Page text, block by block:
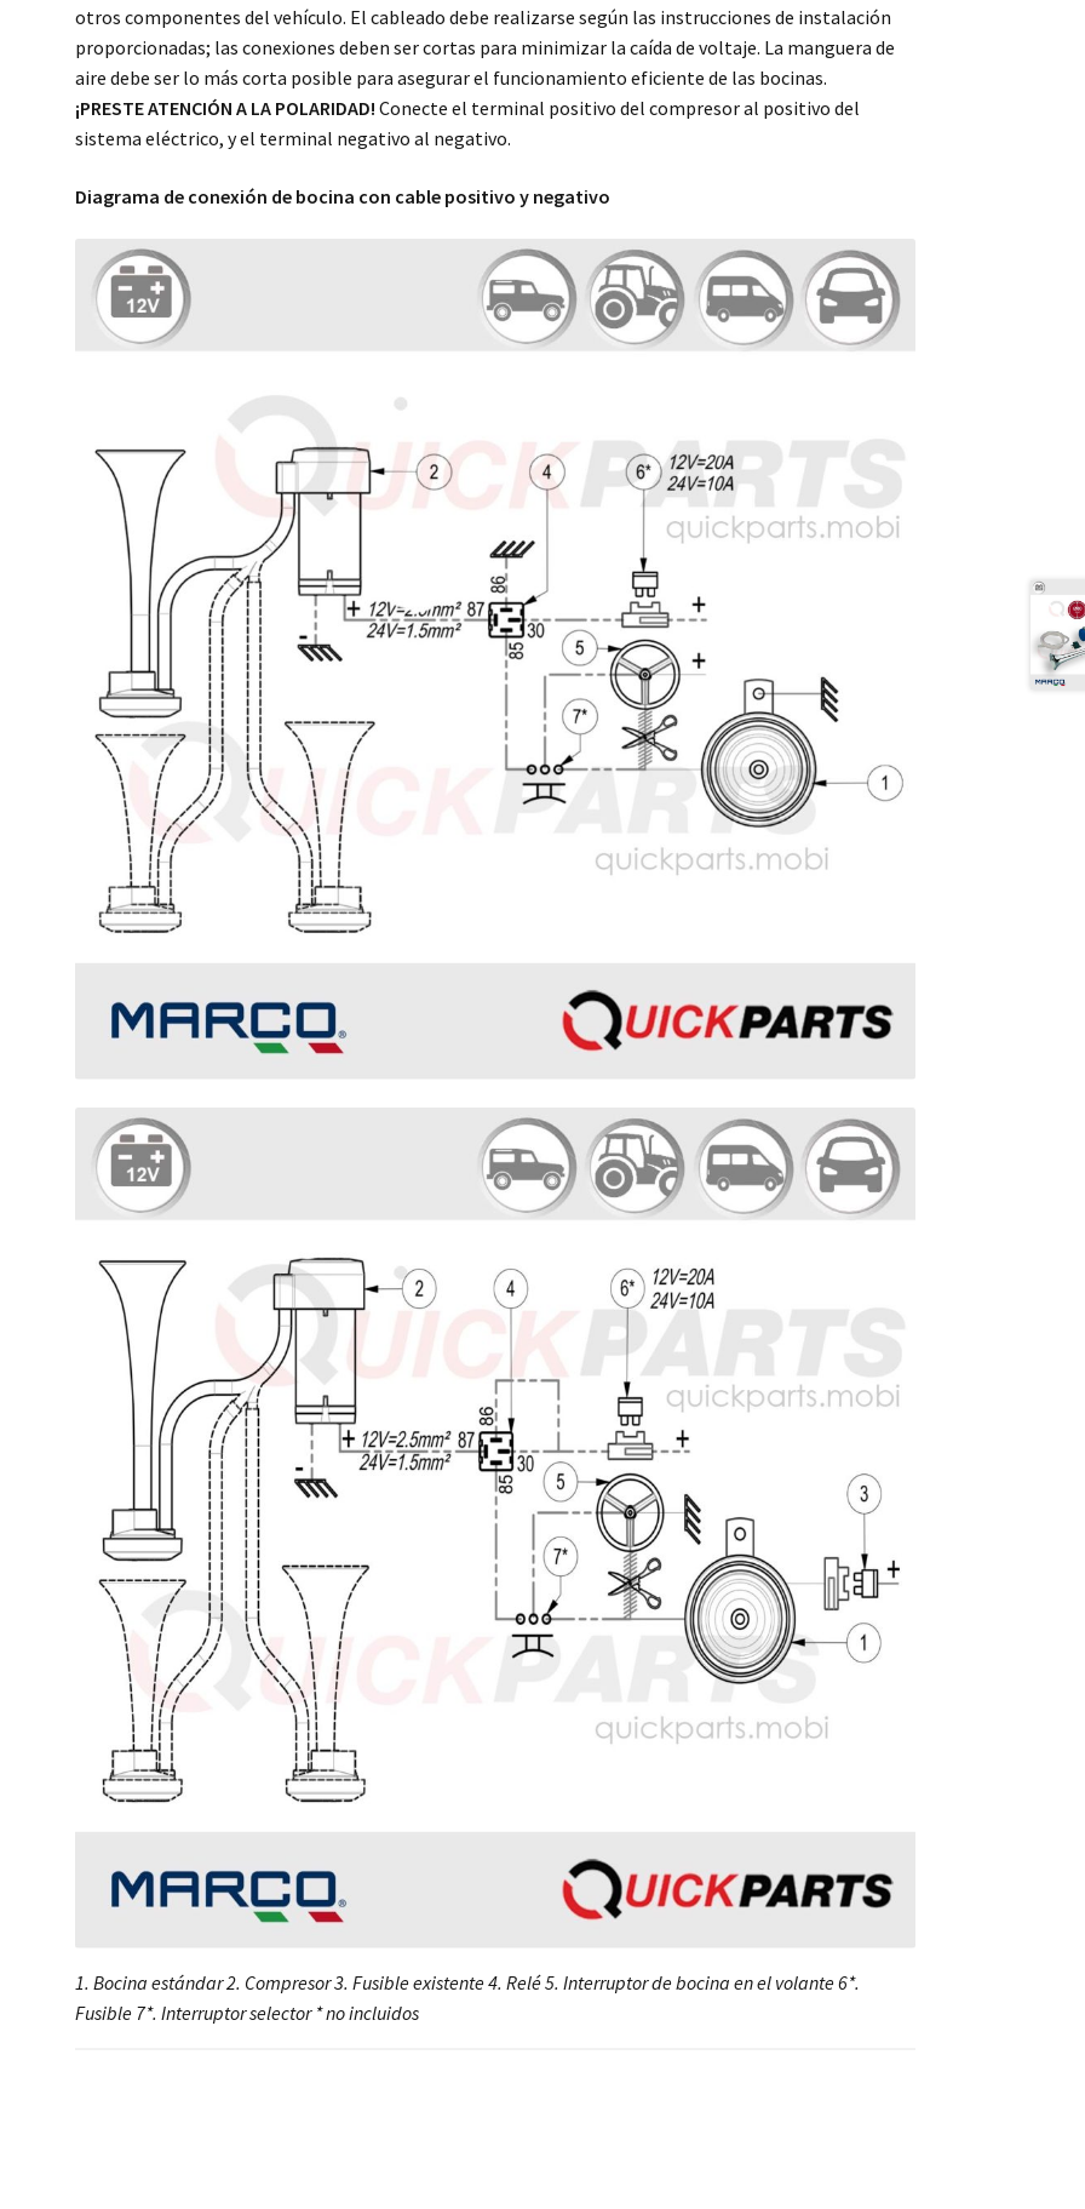
otros componentes del vehículo. El cableado debe realizarse según las instrucciones de instalación
proporcionadas; las conexiones deben ser cortas para minimizar la caída de voltaje. La manguera de
aire debe ser lo más corta posible para asegurar el funcionamiento eficiente de las bocinas.
¡PRESTE ATENCIÓN A LA POLARIDAD! Conecte el terminal positivo del compresor al positivo del
sistema eléctrico, y el terminal negativo al negativo.
Diagrama de conexión de bocina con cable positivo y negativo
1. Bocina estándar 2. Compresor 3. Fusible existente 4. Relé 5. Interruptor de bocina en el volante 6*.
Fusible 7*. Interruptor selector * no incluidos